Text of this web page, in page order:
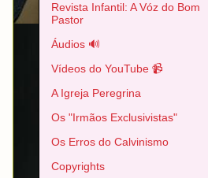
Revista Infantil: A Vóz do Bom
Pastor
Áudios 🔊
Vídeos do YouTube 📹
A Igreja Peregrina
Os "Irmãos Exclusivistas"
Os Erros do Calvinismo
Copyrights